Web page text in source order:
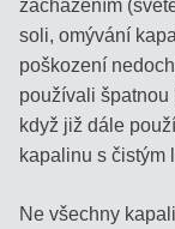
zacházením
soli, omývání
poškození
používali špatnou
když již dále
kapalinu s čistým
Ne všechny